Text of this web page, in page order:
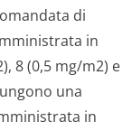
di
in
8 (0,5 mg/m2) e
una
in